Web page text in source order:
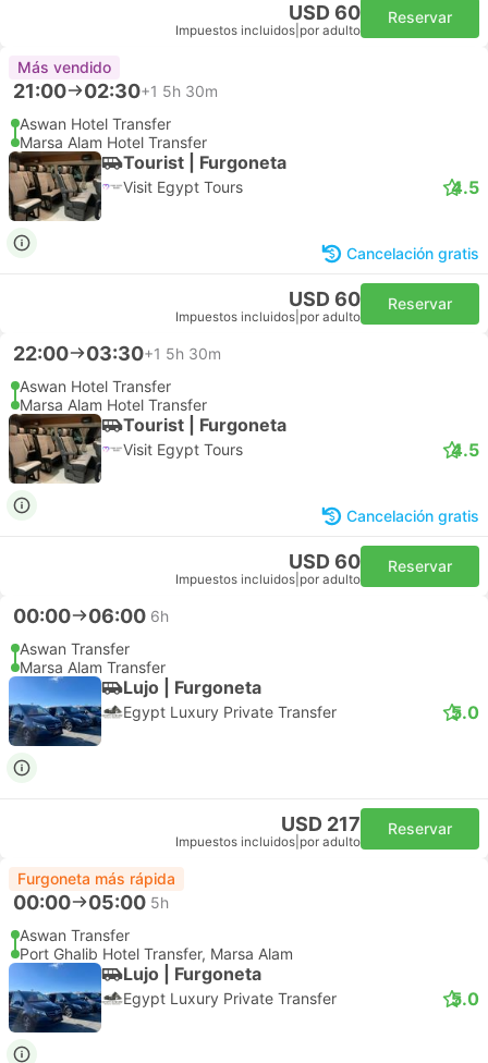
USD 60
Impuestos incluidos por adulto
Reservar
Más vendido
21:00 02:30+1 5h 30m
Aswan Hotel Transfer
Marsa Alam Hotel Transfer
Tourist | Furgoneta
Visit Egypt Tours 4.5
Cancelación gratis
USD 60
Impuestos incluidos por adulto
Reservar
22:00 03:30+1 5h 30m
Aswan Hotel Transfer
Marsa Alam Hotel Transfer
Tourist | Furgoneta
Visit Egypt Tours 4.5
Cancelación gratis
USD 60
Impuestos incluidos por adulto
Reservar
00:00 06:00 6h
Aswan Transfer
Marsa Alam Transfer
Lujo | Furgoneta
Egypt Luxury Private Transfer 5.0
USD 217
Impuestos incluidos por adulto
Reservar
Furgoneta más rápida
00:00 05:00 5h
Aswan Transfer
Port Ghalib Hotel Transfer, Marsa Alam
Lujo | Furgoneta
Egypt Luxury Private Transfer 5.0